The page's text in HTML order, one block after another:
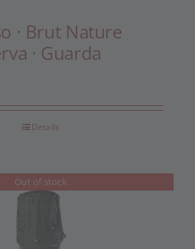
· Brut Nature
· Guarda
Details
Out of stock